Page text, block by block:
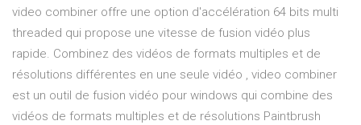
video combiner offre une option d'accélération 64 bits multi
threaded qui propose une vitesse de fusion vidéo plus
rapide. Combinez des vidéos de formats multiples et de
résolutions différentes en une seule vidéo , video combiner
est un outil de fusion vidéo pour windows qui combine des
vidéos de formats multiples et de résolutions Paintbrush